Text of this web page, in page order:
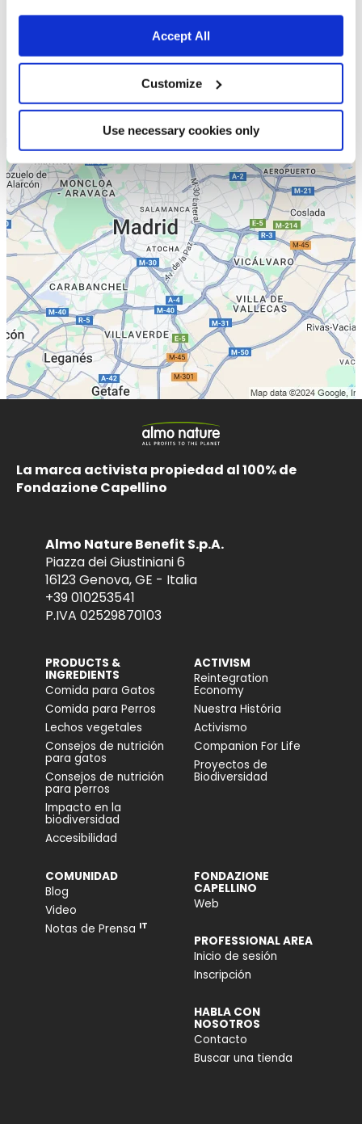
Accept All
Customize
Use necessary cookies only
La marca activista propiedad al 100% de
Fondazione Capellino
Almo Nature Benefit S.p.A.
Piazza dei Giustiniani 6
16123 Genova, GE - Italia
+39 010253541
P.IVA 02529870103
PRODUCTS &
INGREDIENTS
Comida para Gatos
Comida para Perros
Lechos vegetales
Consejos de nutrición
para gatos
Consejos de nutrición
para perros
Impacto en la
biodiversidad
Accesibilidad
ACTIVISM
Reintegration
Economy
Nuestra História
Activismo
Companion For Life
Proyectos de
Biodiversidad
COMUNIDAD
Blog
Video
Notas de Prensa IT
FONDAZIONE
CAPELLINO
Web
PROFESSIONAL AREA
Inicio de sesión
Inscripción
HABLA CON
NOSOTROS
Contacto
Buscar una tienda